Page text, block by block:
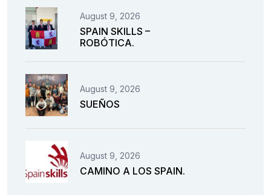
August 9, 2026
SPAIN SKILLS –
ROBÓTICA.
August 9, 2026
SUEÑOS
August 9, 2026
CAMINO A LOS SPAIN.